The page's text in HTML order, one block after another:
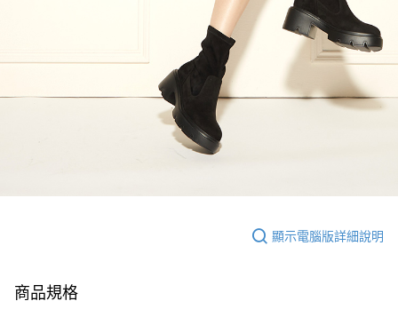
顯示電腦版詳細說明
商品規格